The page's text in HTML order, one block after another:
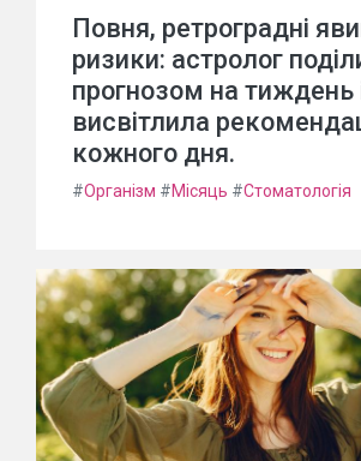
Повня, ретроградні
ризики: астролог
прогнозом на тиждень
висвітлила
кожного дня.
#Організм #Місяць #Стоматологія